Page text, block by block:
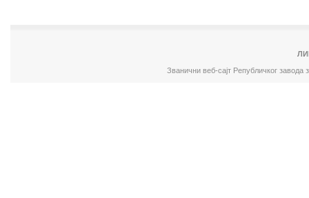
Званични веб-сајт Републичког